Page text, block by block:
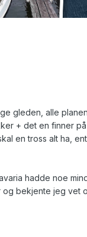
gleden, alle
+ det en finner på
en tross alt ha,
hadde noe
og bekjente jeg vet